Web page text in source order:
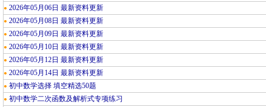
● 2026年05月06日 最新资料更新
● 2026年05月08日 最新资料更新
● 2026年05月09日 最新资料更新
● 2026年05月10日 最新资料更新
● 2026年05月12日 最新资料更新
● 2026年05月14日 最新资料更新
● 初中数学选择 填空精选50题
● 初中数学二次函数及解析式专项练习